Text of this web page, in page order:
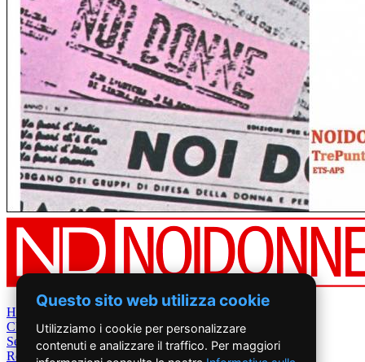
Home
Chi Siamo
Settimanale
Rete News
Questo sito web utilizza cookie
Utilizziamo i cookie per personalizzare
contenuti e analizzare il traffico. Per maggiori